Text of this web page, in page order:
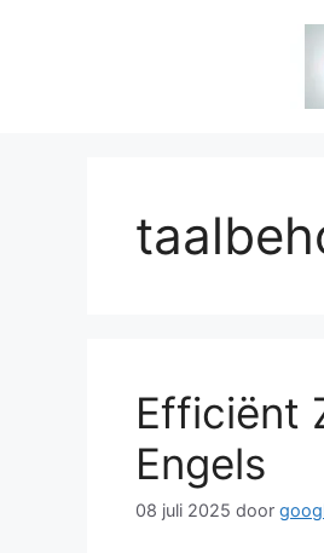
Efficiënt
Engels
08 juli 2025 door